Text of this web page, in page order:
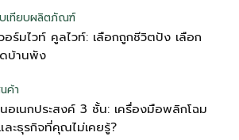
เทียบผลิตภัณฑ์
อร์มไวท์ คูลไวท์: เลือกถูกชีวิตปัง เลือก
บ้านพัง
ค้า
นอเนกประสงค์ 3 ชั้น: เครื่องมือพลิกโฉม
ละธุรกิจที่คุณไม่เคยรู้?